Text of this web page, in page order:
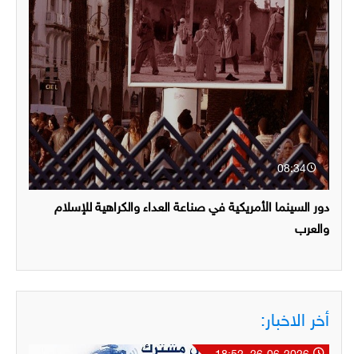
08:34
دور السينما الأمريكية في صناعة العداء والكراهية للإسلام
والعرب
أخر الاخبار: